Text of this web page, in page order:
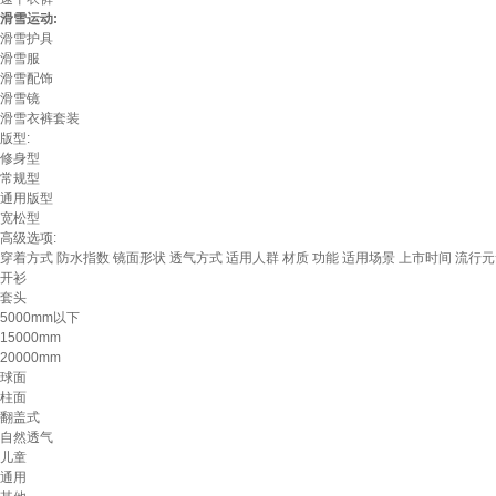
滑雪运动:
滑雪护具
滑雪服
滑雪配饰
滑雪镜
滑雪衣裤套装
版型:
修身型
常规型
通用版型
宽松型
高级选项:
穿着方式 防水指数 镜面形状 透气方式 适用人群 材质 功能 适用场景 上市时间 流行
开衫
套头
5000mm以下
15000mm
20000mm
球面
柱面
翻盖式
自然透气
儿童
通用